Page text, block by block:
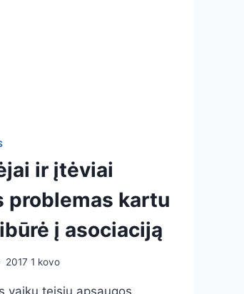
ir įtėviai
problemas kartu
į asociaciją
2017 1 kovo
vaikų teisių apsaugos